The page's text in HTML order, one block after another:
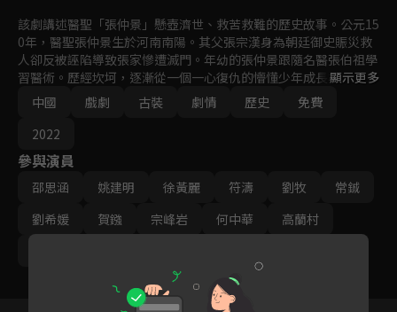
該劇講述醫聖「張仲景」懸壺濟世、救苦救難的歷史故事。公元15
0年，醫聖張仲景生於河南南陽。其父張宗漢身為朝廷御史賑災救
人卻反被誣陷導致張家慘遭滅門。年幼的張仲景跟隨名醫張伯祖學
習醫術。歷經坎坷，逐漸從一個一心復仇的懵懂少年成長為一個懸
壺濟世的濟世神醫。
顯示更多
中國
戲劇 古裝 劇情 歷史
免費
2022
參與演員
邵思涵 姚建明 徐黃麗 符濤 劉牧
常鋮
劉希媛
賀鏹 宗峰岩 何中華
高蘭村